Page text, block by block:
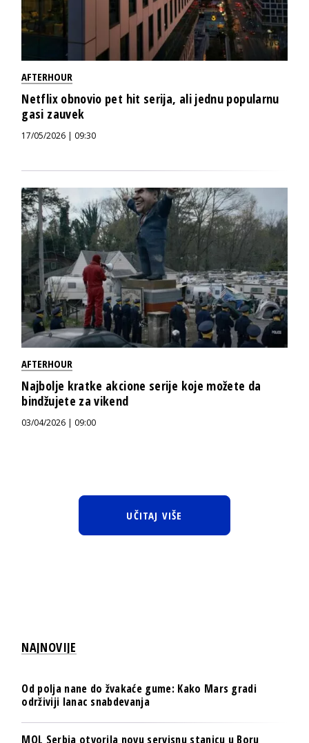
AFTERHOUR
Netflix obnovio pet hit serija, ali jednu popularnu
gasi zauvek
17/05/2026 | 09:30
AFTERHOUR
Najbolje kratke akcione serije koje možete da
bindžujete za vikend
03/04/2026 | 09:00
UČITAJ VIŠE
NAJNOVIJE
Od polja nane do žvakaće gume: Kako Mars gradi
održiviji lanac snabdevanja
MOL Serbia otvorila novu servisnu stanicu u Boru